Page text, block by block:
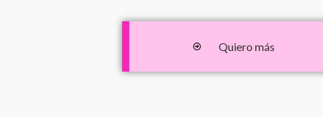
Quiero más